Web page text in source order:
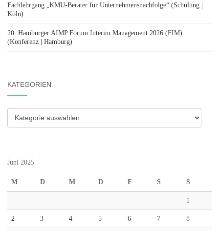
Fachlehrgang „KMU-Berater für Unternehmensnachfolge“ (Schulung |
Köln)
20. Hamburger AIMP Forum Interim Management 2026 (FIM)
(Konferenz | Hamburg)
KATEGORIEN
Kategorien
Juni 2025
M D M D F S S
1
2 3 4 5 6 7 8